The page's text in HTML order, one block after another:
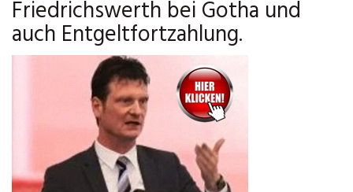
Friedrichswerth bei Gotha und
auch Entgeltfortzahlung.